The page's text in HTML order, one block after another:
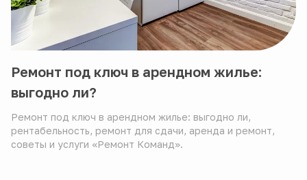
Ремонт под ключ в арендном жилье:
выгодно ли?
Ремонт под ключ в арендном жилье: выгодно ли,
рентабельность, ремонт для сдачи, аренда и ремонт,
советы и услуги «Ремонт Команд».